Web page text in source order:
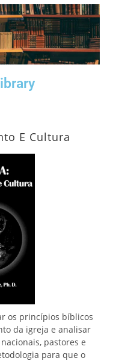
E Cultura
os princípios bíblicos
da igreja e analisar
pastores e
para que o